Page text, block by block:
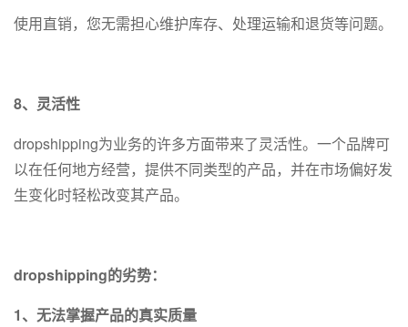
使用直销，您无需担心维护库存、处理运输和退货等问题。
8、灵活性
dropshipping为业务的许多方面带来了灵活性。一个品牌可
以在任何地方经营，提供不同类型的产品，并在市场偏好发
生变化时轻松改变其产品。
dropshipping的劣势：
1、无法掌握产品的真实质量